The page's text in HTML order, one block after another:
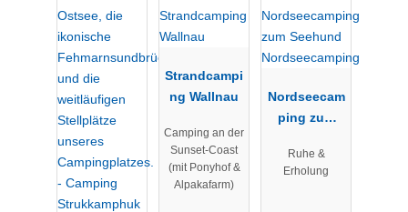
Strandcampi
ng Wallnau
Camping an der
Sunset-Coast
(mit Ponyhof &
Alpakafarm)
Nordseecam
ping zum
Nordseecam
ping
Ruhe &
Erholung